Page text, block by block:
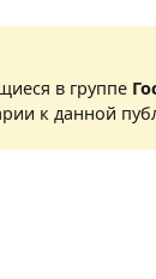
в группе
к данной